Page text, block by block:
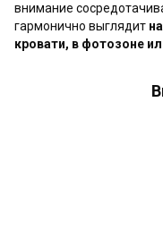
внимание
гармонично выглядит
кровати, в фотозоне